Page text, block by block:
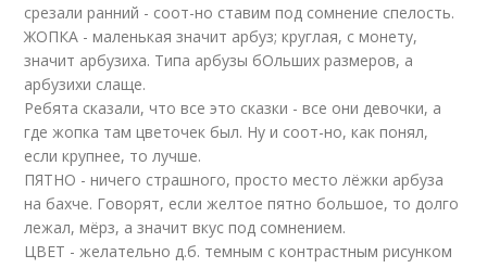
срезали ранний - соот-но ставим под сомнение спелость.
ЖОПКА - маленькая значит арбуз; круглая, с монету,
значит арбузиха. Типа арбузы бОльших размеров, а
арбузихи слаще.
Ребята сказали, что все это сказки - все они девочки, а
где жопка там цветочек был. Ну и соот-но, как понял,
если крупнее, то лучше.
ПЯТНО - ничего страшного, просто место лёжки арбуза
на бахче. Говорят, если желтое пятно большое, то долго
лежал, мёрз, а значит вкус под сомнением.
ЦВЕТ - желательно д.б. темным с контрастным рисунком